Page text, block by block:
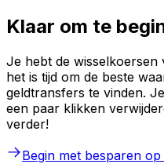
Klaar om te
Je hebt de wisselkoersen
het is tijd om de beste
geldtransfers te vinden.
een paar klikken
verder!
Begin met besparen